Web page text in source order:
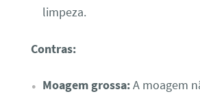
limpeza.
Contras:
Moagem grossa:A moagem